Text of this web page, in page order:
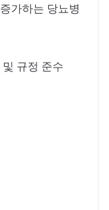
가하는 당뇨병
규정 준수